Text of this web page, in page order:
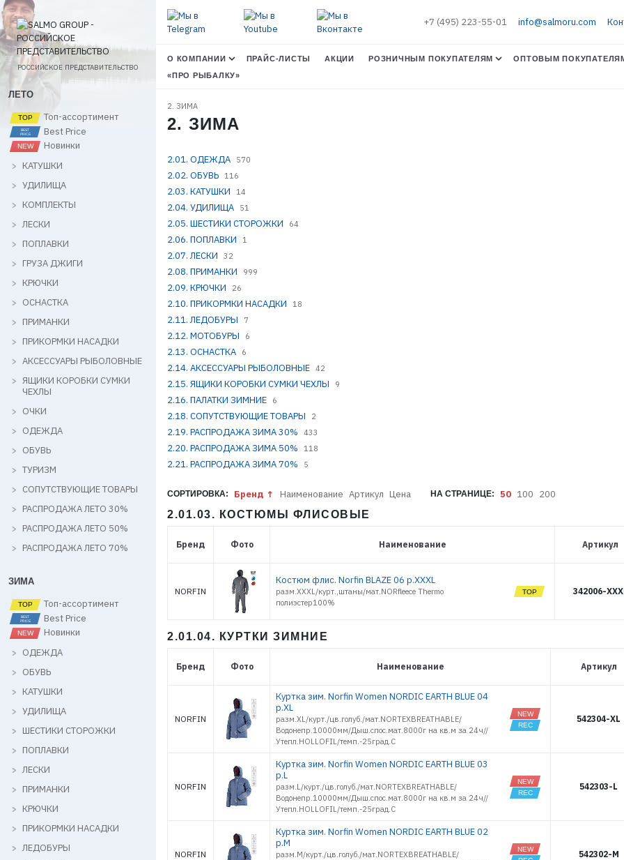
РОССИЙСКОЕ ПРЕДСТАВИТЕЛЬСТВО
ЛЕТО
Топ-ассортимент
Best Price
Новинки
КАТУШКИ
УДИЛИЩА
КОМПЛЕКТЫ
ЛЕСКИ
ПОПЛАВКИ
ГРУЗА ДЖИГИ
КРЮЧКИ
ОСНАСТКА
ПРИМАНКИ
ПРИКОРМКИ НАСАДКИ
АКСЕССУАРЫ РЫБОЛОВНЫЕ
ЯЩИКИ КОРОБКИ СУМКИ
ЧЕХЛЫ
ОЧКИ
ОДЕЖДА
ОБУВЬ
ТУРИЗМ
СОПУТСТВУЮЩИЕ ТОВАРЫ
РАСПРОДАЖА ЛЕТО 30%
РАСПРОДАЖА ЛЕТО 50%
РАСПРОДАЖА ЛЕТО 70%
ЗИМА
Топ-ассортимент
Best Price
Новинки
ОДЕЖДА
ОБУВЬ
КАТУШКИ
УДИЛИЩА
ШЕСТИКИ СТОРОЖКИ
ПОПЛАВКИ
ЛЕСКИ
ПРИМАНКИ
КРЮЧКИ
ПРИКОРМКИ НАСАДКИ
ЛЕДОБУРЫ
+7 (495) 223-55-01 info@salmoru.com
О КОМПАНИИ ПРАЙС-ЛИСТЫ АКЦИИ РОЗНИЧНЫМ ПОКУПАТЕЛЯМ ОПТОВЫМ
«ПРО РЫБАЛКУ»
2. ЗИМА
2. ЗИМА
2.01. ОДЕЖДА 570
2.02. ОБУВЬ 116
2.03. КАТУШКИ 14
2.04. УДИЛИЩА 51
2.05. ШЕСТИКИ СТОРОЖКИ 64
2.06. ПОПЛАВКИ 1
2.07. ЛЕСКИ 32
2.08. ПРИМАНКИ 999
2.09. КРЮЧКИ 26
2.10. ПРИКОРМКИ НАСАДКИ 18
2.11. ЛЕДОБУРЫ 7
2.12. МОТОБУРЫ 6
2.13. ОСНАСТКА 6
2.14. АКСЕССУАРЫ РЫБОЛОВНЫЕ 42
2.15. ЯЩИКИ КОРОБКИ СУМКИ ЧЕХЛЫ 9
2.16. ПАЛАТКИ ЗИМНИЕ 6
2.18. СОПУТСТВУЮЩИЕ ТОВАРЫ 2
2.19. РАСПРОДАЖА ЗИМА 30% 433
2.20. РАСПРОДАЖА ЗИМА 50% 118
2.21. РАСПРОДАЖА ЗИМА 70% 5
СОРТИРОВКА: Бренд Наименование Артикул Цена НА СТРАНИЦЕ: 50 100 200
2.01.03. КОСТЮМЫ ФЛИСОВЫЕ
Бренд Фото Наименование Артикул
NORFIN
Костюм флис. Norfin BLAZE 06 р.XXXL
разм.XXXL/курт.,штаны/мат.NORfleece Thermo
полиэстер100%
342006-
2.01.04. КУРТКИ ЗИМНИЕ
Бренд Фото Наименование Артикул
NORFIN
Куртка зим. Norfin Women NORDIC EARTH BLUE 04
р.XL
разм.XL/курт./цв.голуб./мат.NORTEXBREATHABLE/
Водонепр.10000мм/Дыш.спос.мат.8000г на кв.м за 24ч//
Утепл.HOLLOFIL/темп.-25град.С
542304-XL
NORFIN
Куртка зим. Norfin Women NORDIC EARTH BLUE 03
р.L
разм.L/курт./цв.голуб./мат.NORTEXBREATHABLE/
Водонепр.10000мм/Дыш.спос.мат.8000г на кв.м за 24ч//
Утепл.HOLLOFIL/темп.-25град.С
542303-L
NORFIN
Куртка зим. Norfin Women NORDIC EARTH BLUE 02
р.M
разм.M/курт./цв.голуб./мат.NORTEXBREATHABLE/
542302-M